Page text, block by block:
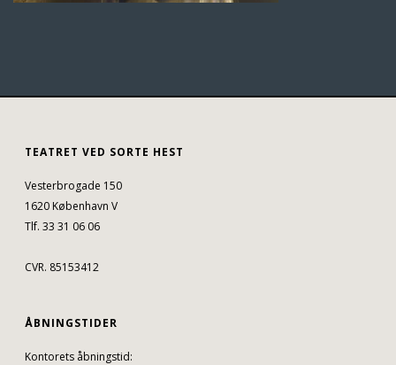
TEATRET VED SORTE HEST
Vesterbrogade 150
1620 København V
Tlf. 33 31 06 06
CVR. 85153412
ÅBNINGSTIDER
Kontorets åbningstid: